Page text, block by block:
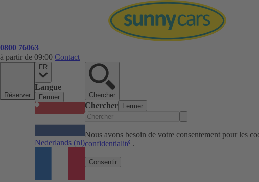
0800 76063
à partir de 09:00 Contact
Réserver
FR
Langue
Fermer
Nederlands (nl)
Chercher
Chercher Fermer
Nous avons besoin de votre consentement pour les
confidentialité .
Consentir